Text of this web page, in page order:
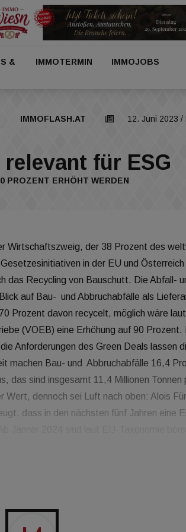
&
IMMOTERMIN IMMOJOBS
IMMOFLASH.AT 12. Juni 2023 /
für ESG
PROZENT ERHÖHT WERDEN
Wirtschaftszweig, der 38 Prozent des
in der EU und Österreich
das Recycling von Bauschutt. Die Abfall-
auf Bau- und Abbruchabfälle als
Prozent davon recycelt, möglich wäre
(VOEB) eine Erhöhung auf 90 Prozent.
Anforderungen des Green Deals lassen
machen Bau- und Abbruchabfälle 16,4
das sind insgesamt 11,4 Millionen Tonnen
Wert, dennoch sei Luft nach oben: Alois
dass in den nächsten fünf Jahren eine
Bauen sind.“ Derzeit werden in
der Bau- und Abbruchabfälle recycelt und